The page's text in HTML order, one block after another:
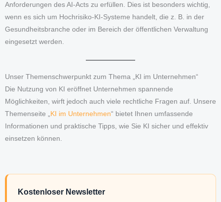
Anforderungen des AI-Acts zu erfüllen. Dies ist besonders wichtig,
wenn es sich um Hochrisiko-KI-Systeme handelt, die z. B. in der
Gesundheitsbranche oder im Bereich der öffentlichen Verwaltung
eingesetzt werden.
Unser Themenschwerpunkt zum Thema „KI im Unternehmen“
Die Nutzung von KI eröffnet Unternehmen spannende
Möglichkeiten, wirft jedoch auch viele rechtliche Fragen auf. Unsere
Themenseite „ KI im Unternehmen“ bietet Ihnen umfassende
Informationen und praktische Tipps, wie Sie KI sicher und effektiv
einsetzen können.
Kostenloser Newsletter